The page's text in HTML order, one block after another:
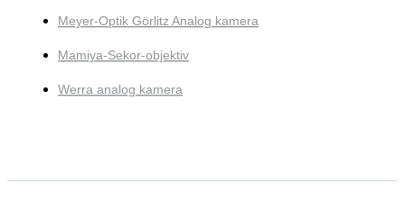
Meyer-Optik Görlitz Analog kamera
Mamiya-Sekor-objektiv
Werra analog kamera